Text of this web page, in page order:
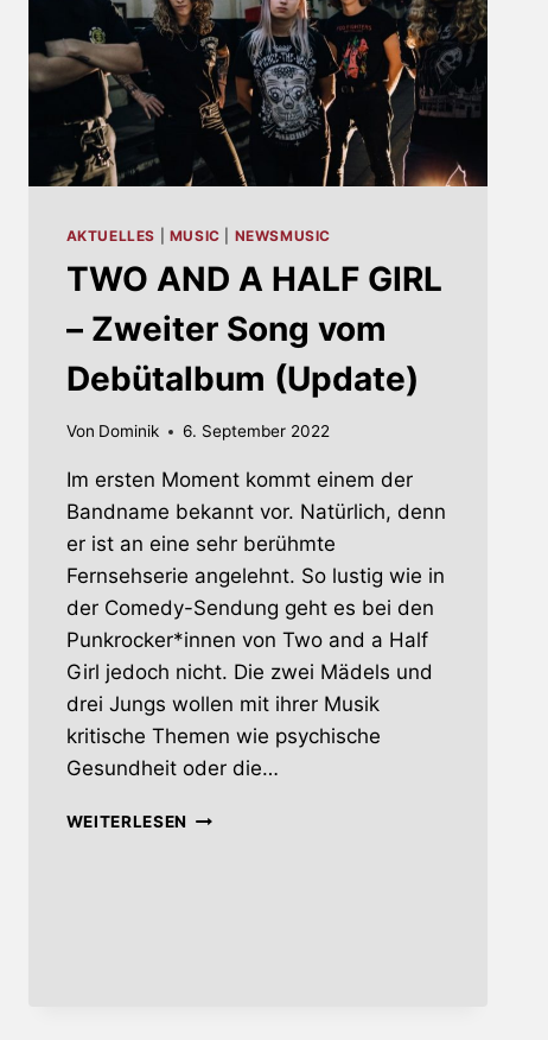
AKTUELLES MUSIC NEWSMUSIC
TWO AND A HALF GIRL
– Zweiter Song vom
Debütalbum (Update)
Von Dominik 6. September 2022
Im ersten Moment kommt einem der
Bandname bekannt vor. Natürlich, denn
er ist an eine sehr berühmte
Fernsehserie angelehnt. So lustig wie in
der Comedy-Sendung geht es bei den
Punkrocker*innen von Two and a Half
Girl jedoch nicht. Die zwei Mädels und
drei Jungs wollen mit ihrer Musik
kritische Themen wie psychische
Gesundheit oder die…
WEITERLESEN TWO